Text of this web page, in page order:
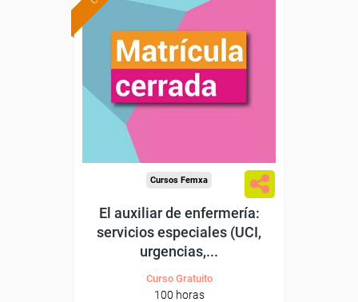
Cursos Femxa
El auxiliar de enfermería:
servicios especiales (UCI,
urgencias,...
Curso Gratuito
100 horas